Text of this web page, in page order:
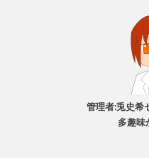
管理者:兎史
多趣味